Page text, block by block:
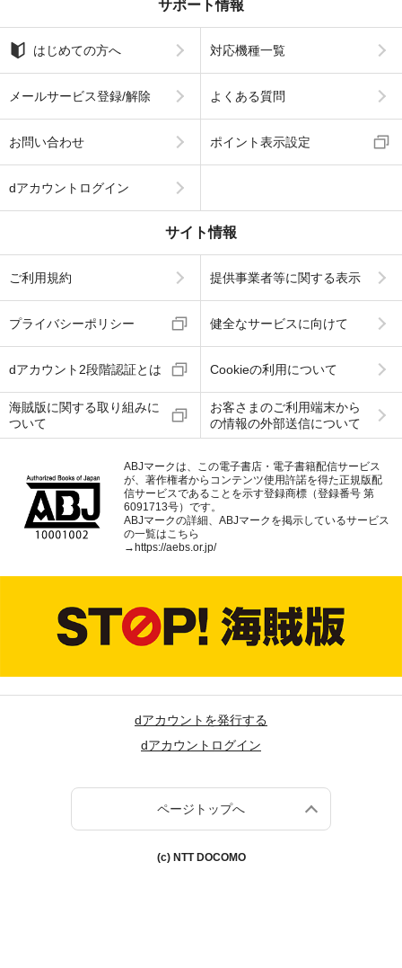
サポート情報
はじめての方へ 対応機種一覧
メールサービス登録/解除 よくある質問
お問い合わせ ポイント表示設定
dアカウントログイン
サイト情報
ご利用規約 提供事業者等に関する表示
プライバシーポリシー 健全なサービスに向けて
dアカウント2段階認証とは Cookieの利用について
海賊版に関する取り組みに
ついて
お客さまのご利用端末から
の情報の外部送信について
ABJマークは、この電子書店・電子書籍配信サービス
が、著作権者からコンテンツ使用許諾を得た正規版配
信サービスであることを示す登録商標（登録番号 第
6091713号）です。
ABJマークの詳細、ABJマークを掲示しているサービス
の一覧はこちら
→ https://aebs.or.jp/
dアカウントを発行する
dアカウントログイン
ページトップへ
(c) NTT DOCOMO